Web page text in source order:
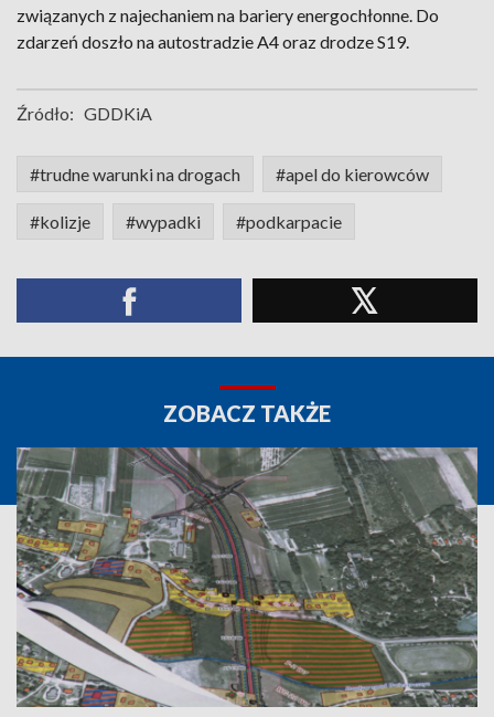
związanych z najechaniem na bariery energochłonne. Do
zdarzeń doszło na autostradzie A4 oraz drodze S19.
Źródło: GDDKiA
#trudne warunki na drogach #apel do kierowców
#kolizje #wypadki #podkarpacie
ZOBACZ TAKŻE